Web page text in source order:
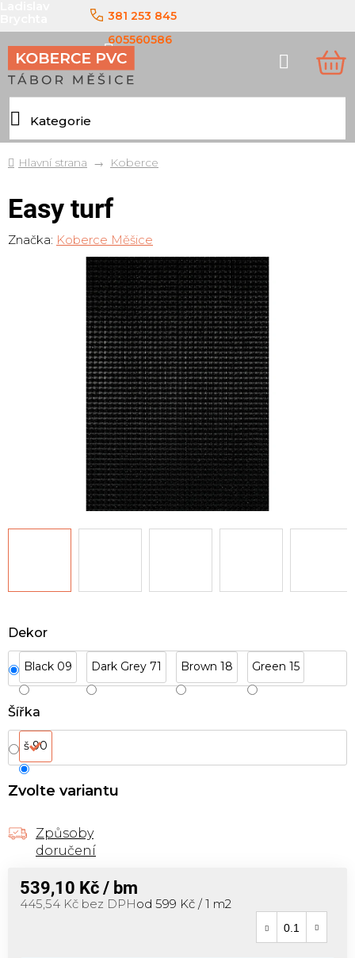
381 253 845
605560586
Hledat
Domů Koberce
Dekor
Black 09 Dark Grey 71 Brown 18 Green 15
Šířka
š 90
Zvolte variantu
Způsoby
doručení
539,10 Kč / bm
445,54 Kč bez DPHMěrná cena:
od 599 Kč / 1 m2
Easy turf
Značka: Koberce Měšice